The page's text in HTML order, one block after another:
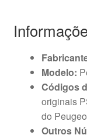
Modelo:
Códigos
originais
do
Outros